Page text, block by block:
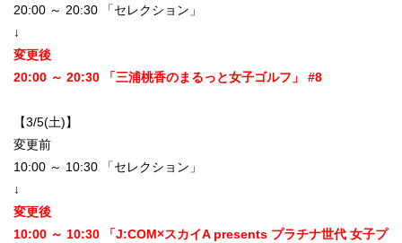
20:00 ～ 20:30 「セレクション」
↓
変更後
20:00 ～ 20:30 「三浦桃香のまるっと女子ゴルフ」 #8
【3/5(土)】
変更前
10:00 ～ 10:30 「セレクション」
↓
変更後
10:00 ～ 10:30 「J:COM×スカイA presents プラチナ世代 女子プ